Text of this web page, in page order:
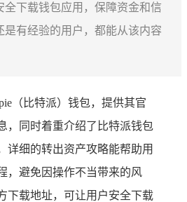
全下载钱包应用，保障资金和信
是有经验的用户，都能从该内容
（比特派）钱包，提供其官
，同时着重介绍了比特派钱包
详细的转出资产攻略能帮助用
，避免因操作不当带来的风
下载地址，可让用户安全下载